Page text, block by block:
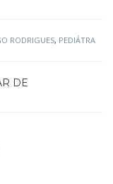
RODRIGUES, PEDIÁTRA
DE